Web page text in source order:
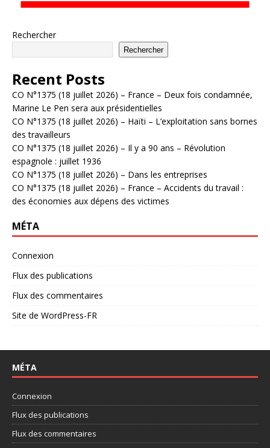
Rechercher
Rechercher
Recent Posts
CO N°1375 (18 juillet 2026) – France – Deux fois condamnée,
Marine Le Pen sera aux présidentielles
CO N°1375 (18 juillet 2026) – Haïti – L’exploitation sans bornes
des travailleurs
CO N°1375 (18 juillet 2026) – Il y a 90 ans – Révolution
espagnole : juillet 1936
CO N°1375 (18 juillet 2026) – Dans les entreprises
CO N°1375 (18 juillet 2026) – France – Accidents du travail :
des économies aux dépens des victimes
MÉTA
Connexion
Flux des publications
Flux des commentaires
Site de WordPress-FR
MÉTA
Connexion
Flux des publications
Flux des commentaires